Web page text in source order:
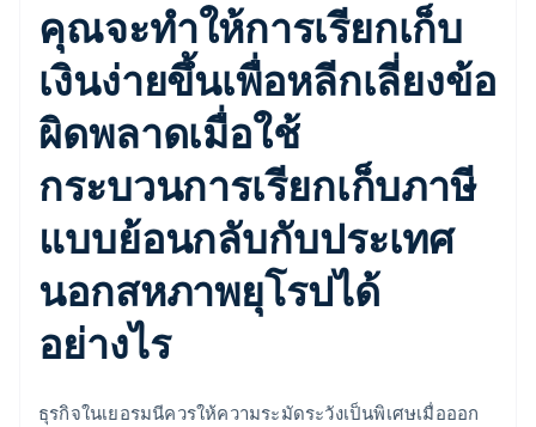
คุณจะทำให้การเรียกเก็บ
เงินง่ายขึ้นเพื่อหลีกเลี่ยงข้อ
ผิดพลาดเมื่อใช้
กระบวนการเรียกเก็บภาษี
แบบย้อนกลับกับประเทศ
นอกสหภาพยุโรปได้
อย่างไร
ธุรกิจในเยอรมนีควรให้ความระมัดระวังเป็นพิเศษเมื่อออก